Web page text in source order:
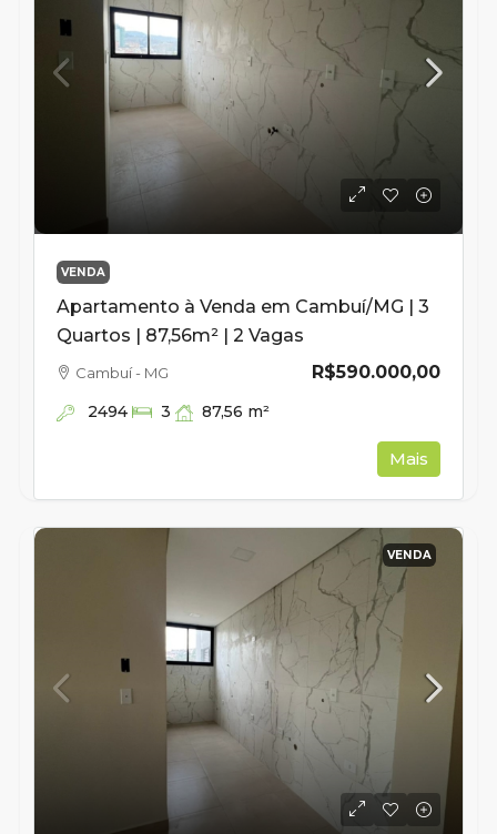
VENDA
Apartamento à Venda em Cambuí/MG | 3
Quartos | 87,56m² | 2 Vagas
R$590.000,00
Cambuí - MG
2494 3 87,56 m²
Mais
VENDA